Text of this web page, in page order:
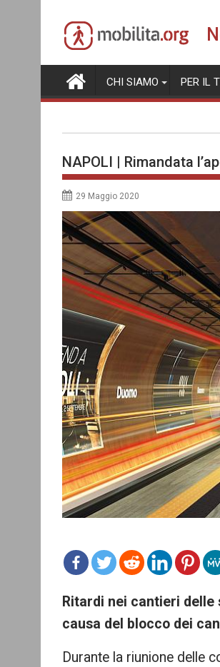
content
CHI SIAMO PER IL
NAPOLI | Rimandata
29 Maggio 2020
Ritardi nei cantieri
causa del blocco dei
Durante la riunione delle